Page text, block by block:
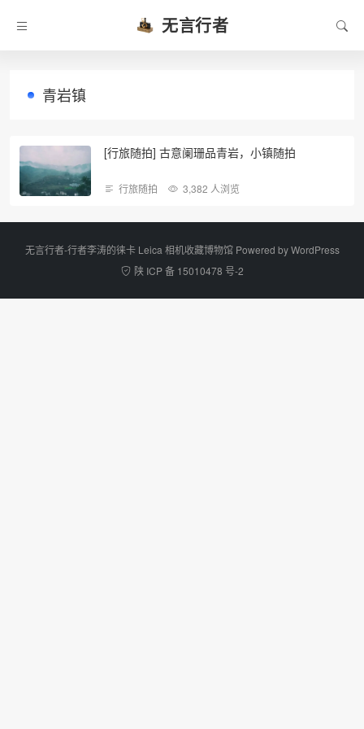
无言行者
青岩镇
[行旅随拍] 古意阑珊品青岩，小镇随拍
行旅随拍 3,382 人浏览
无言行者-行者李涛的徕卡 Leica 相机收藏博物馆 Powered byWordPress
陕 ICP 备 15010478 号-2